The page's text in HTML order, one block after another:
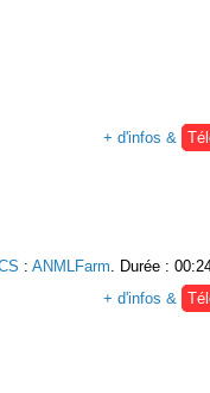
+ d'infos &
: ANMLFarm. Durée :
+ d'infos &